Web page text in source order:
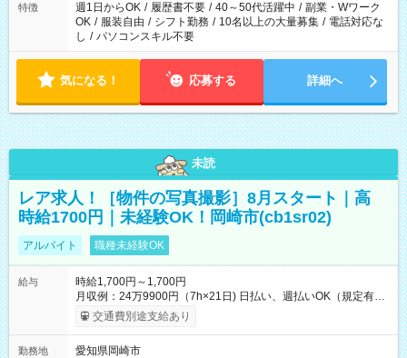
特徴 週1日からOK / 履歴書不要 / 40～50代活躍中 / 副業・Wワーク
OK / 服装自由 / シフト勤務 / 10名以上の大量募集 / 電話対応な
し / パソコンスキル不要
気になる！ 応募する 詳細へ
未読
レア求人！［物件の写真撮影］8月スタート｜高
時給1700円｜未経験OK！岡崎市(cb1sr02)
アルバイト 職種未経験OK
給与
時給1,700円～1,700円
月収例：24万9900円（7h×21日) 日払い、週払いOK（規定有
り） 【試用期間】試用期間なし
交通費別途支給あり
勤務地
愛知県岡崎市